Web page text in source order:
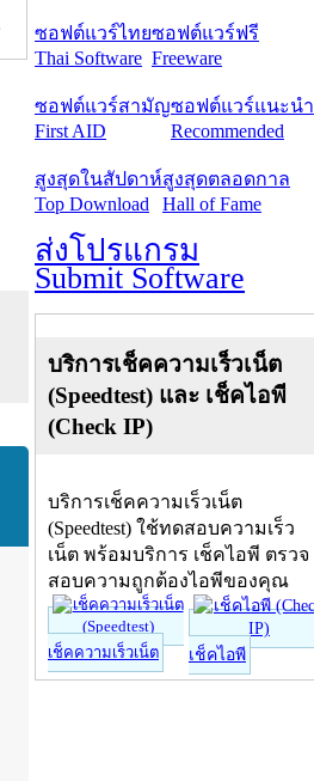
ซอฟต์แวร์ไทย
Thai Software
ซอฟต์แวร์ฟรี
Freeware
ซอฟต์แวร์สามัญ
First AID
ซอฟต์แวร์แนะนำ
Recommended
สูงสุดในสัปดาห์
Top Download
สูงสุดตลอดกาล
Hall of Fame
ส่งโปรแกรม
Submit Software
บริการเช็คความเร็วเน็ต
(Speedtest) และ เช็คไอพี
(Check IP)
บริการเช็คความเร็วเน็ต
(Speedtest) ใช้ทดสอบความเร็ว
เน็ต พร้อมบริการ เช็คไอพี ตรวจ
สอบความถูกต้องไอพีของคุณ
เช็คความเร็วเน็ต เช็คไอพี